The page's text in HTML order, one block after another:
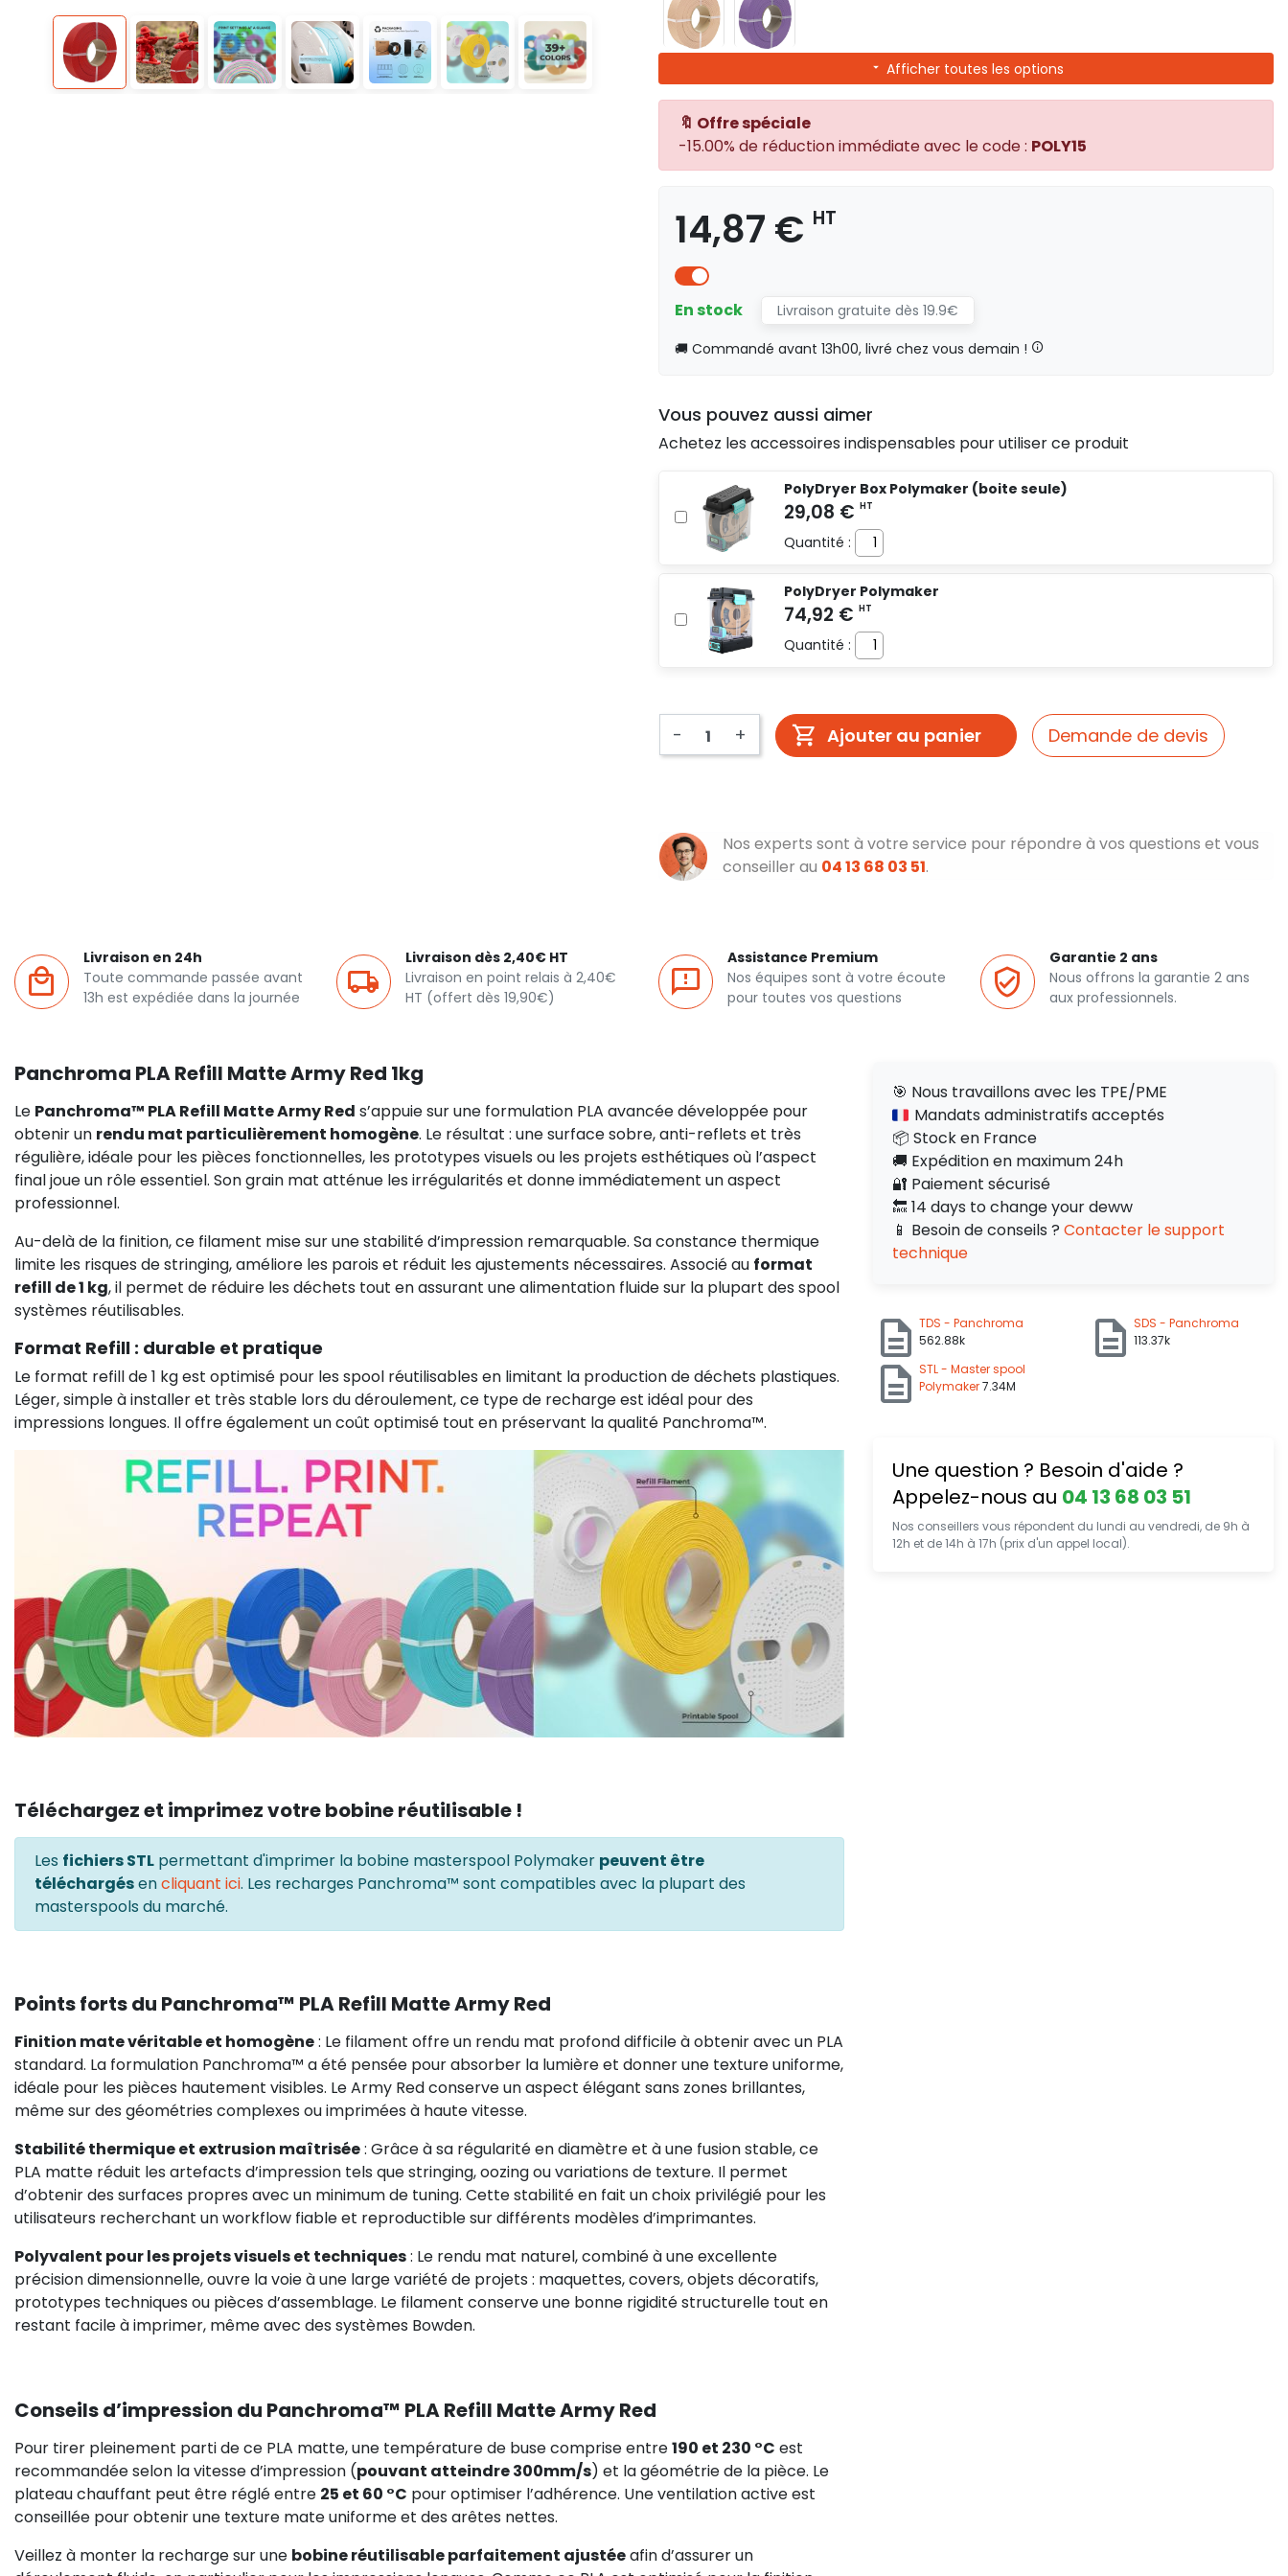
Afficher toutes les options
🔖 Offre spéciale
-15.00% de réduction immédiate avec le code : POLY15
14,87 € HT
En stock
Livraison gratuite dès 19.9€
🚚 Commandé avant 13h00, livré chez vous demain !
Vous pouvez aussi aimer
Achetez les accessoires indispensables pour utiliser ce produit
PolyDryer Box Polymaker (boite seule)
Quantité :
PolyDryer Polymaker
Quantité :
- + Ajouter au panier Demande de devis
Nos experts sont à votre service pour répondre à vos questions et vous
conseiller au 04 13 68 03 51.
Livraison en 24h
Toute commande passée avant
13h est expédiée dans la journée
Livraison dès 2,40€ HT
Livraison en point relais à 2,40€
HT (offert dès 19,90€)
Assistance Premium
Nos équipes sont à votre écoute
pour toutes vos questions
Garantie 2 ans
Nous offrons la garantie 2 ans
aux professionnels.
Panchroma PLA Refill Matte Army Red 1kg
Le Panchroma™ PLA Refill Matte Army Red s’appuie sur une formulation PLA avancée développée pour
obtenir un rendu mat particulièrement homogène. Le résultat : une surface sobre, anti-reflets et très
régulière, idéale pour les pièces fonctionnelles, les prototypes visuels ou les projets esthétiques où l’aspect
final joue un rôle essentiel. Son grain mat atténue les irrégularités et donne immédiatement un aspect
professionnel.
Au-delà de la finition, ce filament mise sur une stabilité d’impression remarquable. Sa constance thermique
limite les risques de stringing, améliore les parois et réduit les ajustements nécessaires. Associé au format
refill de 1 kg, il permet de réduire les déchets tout en assurant une alimentation fluide sur la plupart des spool
systèmes réutilisables.
Format Refill : durable et pratique
Le format refill de 1 kg est optimisé pour les spool réutilisables en limitant la production de déchets plastiques.
Léger, simple à installer et très stable lors du déroulement, ce type de recharge est idéal pour des
impressions longues. Il offre également un coût optimisé tout en préservant la qualité Panchroma™.
Téléchargez et imprimez votre bobine réutilisable !
Les fichiers STL permettant d'imprimer la bobine masterspool Polymaker peuvent être
téléchargésencliquant ici. Les recharges Panchroma™ sont compatibles avec la plupart des
masterspools du marché.
Points forts du Panchroma™ PLA Refill Matte Army Red
Finition mate véritable et homogène: Le filament offre un rendu mat profond difficile à obtenir avec un PLA
standard. La formulation Panchroma™ a été pensée pour absorber la lumière et donner une texture uniforme,
idéale pour les pièces hautement visibles. Le Army Red conserve un aspect élégant sans zones brillantes,
même sur des géométries complexes ou imprimées à haute vitesse.
Stabilité thermique et extrusion maîtrisée: Grâce à sa régularité en diamètre et à une fusion stable, ce
PLA matte réduit les artefacts d’impression tels que stringing, oozing ou variations de texture. Il permet
d’obtenir des surfaces propres avec un minimum de tuning. Cette stabilité en fait un choix privilégié pour les
utilisateurs recherchant un workflow fiable et reproductible sur différents modèles d’imprimantes.
Polyvalent pour les projets visuels et techniques: Le rendu mat naturel, combiné à une excellente
précision dimensionnelle, ouvre la voie à une large variété de projets : maquettes, covers, objets décoratifs,
prototypes techniques ou pièces d’assemblage. Le filament conserve une bonne rigidité structurelle tout en
restant facile à imprimer, même avec des systèmes Bowden.
Conseils d’impression du Panchroma™ PLA Refill Matte Army Red
Pour tirer pleinement parti de ce PLA matte, une température de buse comprise entre190 et 230 °C est
recommandée selon la vitesse d’impression (pouvant atteindre 300mm/s) et la géométrie de la pièce. Le
plateau chauffant peut être réglé entre 25 et 60 °C pour optimiser l’adhérence. Une ventilation active est
conseillée pour obtenir une texture mate uniforme et des arêtes nettes.
Veillez à monter la recharge sur une bobine réutilisable parfaitement ajustéeafin d’assurer un
🎯 Nous travaillons avec les TPE/PME
Mandats administratifs acceptés
📦 Stock en France
🚚 Expédition en maximum 24h
🔐 Paiement sécurisé
🔙 14 days to change your deww
📱 Besoin de conseils ? Contacter le support
technique
TDS - Panchroma
562.88k
SDS - Panchroma
113.37k
STL - Master spool
Polymaker7.34M
Une question ? Besoin d'aide ?
Appelez-nous au 04 13 68 03 51
Nos conseillers vous répondent du lundi au vendredi, de 9h à
12h et de 14h à 17h (prix d'un appel local).